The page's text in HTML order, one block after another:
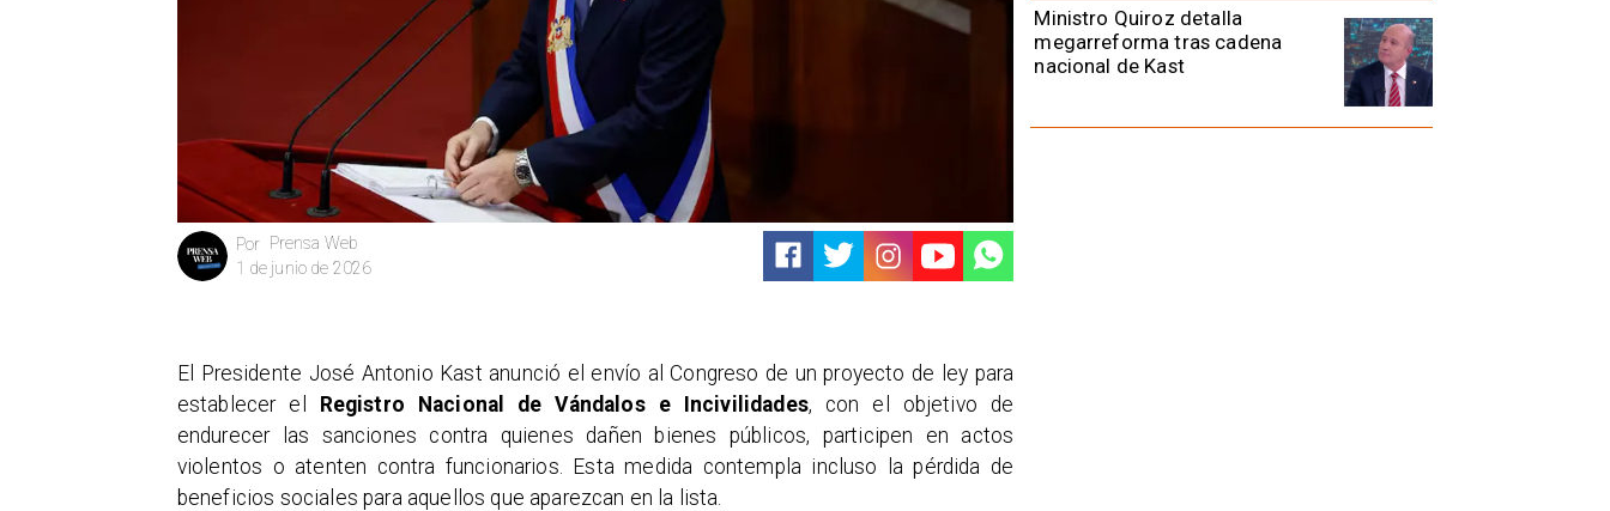
Prensa Web
Por
1 de junio de 2026
Ministro Quiroz detalla
megarreforma tras cadena
nacional de Kast
El Presidente José Antonio Kast anunció el envío al Congreso de un proyecto de ley para
establecer el Registro Nacional de Vándalos e Incivilidades, con el objetivo de
endurecer las sanciones contra quienes dañen bienes públicos, participen en actos
violentos o atenten contra funcionarios. Esta medida contempla incluso la pérdida de
beneficios sociales para aquellos que aparezcan en la lista.